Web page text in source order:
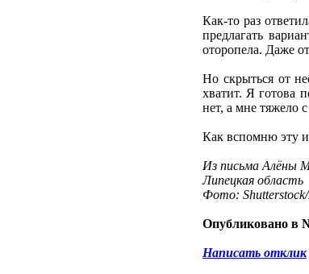
Как-то раз
предлагать
оторопела. Даже
Но скрыться от
хватит. Я готова
нет, а мне тяжело
Как вспомню эту
Из письма Алёны
Липецкая область
Фото:
Опубликовано в
Написать отклик